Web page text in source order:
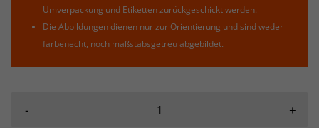
Umverpackung und Etiketten zurückgeschickt werden.
Die Abbildungen dienen nur zur Orientierung und sind weder
farbenecht, noch maßstabsgetreu abgebildet.
- +